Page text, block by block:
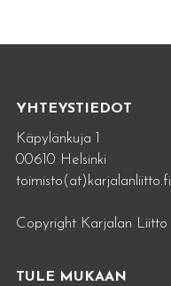
YHTEYSTIEDOT
Käpylänkuja 1
00610 Helsinki
toimisto(at)karjalanliitto.fi
Copyright Karjalan Liitto
TULE MUKAAN